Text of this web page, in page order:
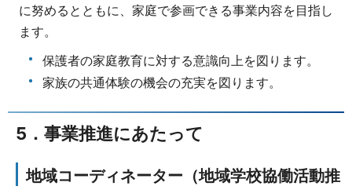
に努めるとともに、家庭で参画できる事業内容を目指し
ます。
保護者の家庭教育に対する意識向上を図ります。
家族の共通体験の機会の充実を図ります。
5．事業推進にあたって
地域コーディネーター（地域学校協働活動推